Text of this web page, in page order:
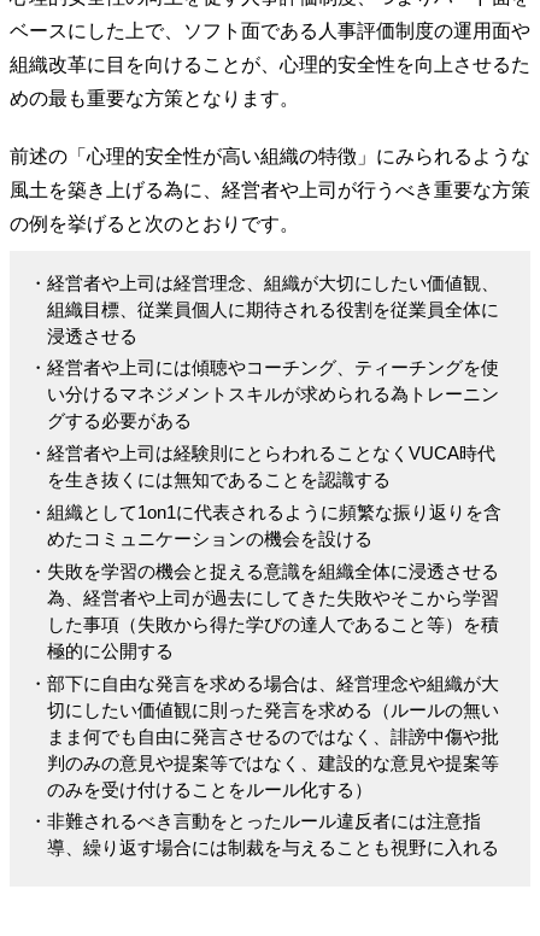
ベースにした上で、ソフト面である人事評価制度の運用面や
組織改革に目を向けることが、心理的安全性を向上させるた
めの最も重要な方策となります。
前述の「心理的安全性が高い組織の特徴」にみられるような
風土を築き上げる為に、経営者や上司が行うべき重要な方策
の例を挙げると次のとおりです。
・経営者や上司は経営理念、組織が大切にしたい価値観、
組織目標、従業員個人に期待される役割を従業員全体に
浸透させる
・経営者や上司には傾聴やコーチング、ティーチングを使
い分けるマネジメントスキルが求められる為トレーニン
グする必要がある
・経営者や上司は経験則にとらわれることなくVUCA時代
を生き抜くには無知であることを認識する
・組織として1on1に代表されるように頻繁な振り返りを含
めたコミュニケーションの機会を設ける
・失敗を学習の機会と捉える意識を組織全体に浸透させる
為、経営者や上司が過去にしてきた失敗やそこから学習
した事項（失敗から得た学びの達人であること等）を積
極的に公開する
・部下に自由な発言を求める場合は、経営理念や組織が大
切にしたい価値観に則った発言を求める（ルールの無い
まま何でも自由に発言させるのではなく、誹謗中傷や批
判のみの意見や提案等ではなく、建設的な意見や提案等
のみを受け付けることをルール化する）
・非難されるべき言動をとったルール違反者には注意指
導、繰り返す場合には制裁を与えることも視野に入れる